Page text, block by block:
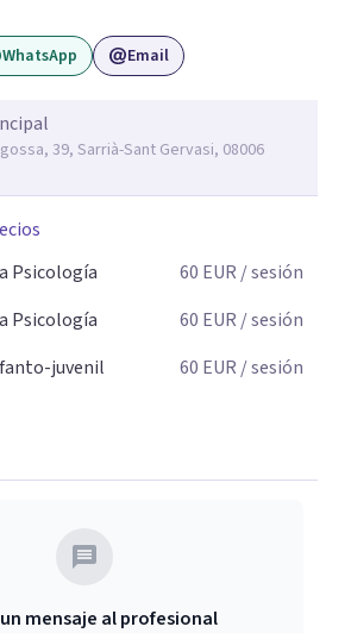
WhatsApp Email
39, Sarrià-Sant Gervasi, 08006
Psicología
60 EUR / sesión
Psicología
60 EUR / sesión
juvenil
60 EUR / sesión
mensaje al profesional